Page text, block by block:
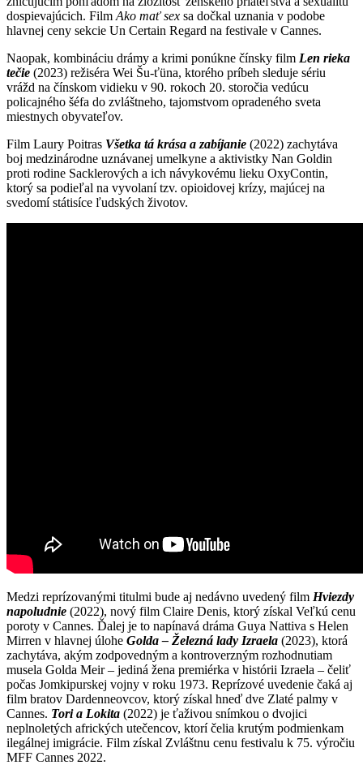
dospievajúcich. Film Ako mať sex sa dočkal uznania v podobe
hlavnej ceny sekcie Un Certain Regard na festivale v Cannes.
Naopak, kombináciu drámy a krimi ponúkne čínsky film Len rieka
tečie (2023) režiséra Wei Šu-ťüna, ktorého príbeh sleduje sériu
vrážd na čínskom vidieku v 90. rokoch 20. storočia vedúcu
policajného šéfa do zvláštneho, tajomstvom opradeného sveta
miestnych obyvateľov.
Film Laury Poitras Všetka tá krása a zabíjanie (2022) zachytáva
boj medzinárodne uznávanej umelkyne a aktivistky Nan Goldin
proti rodine Sacklerových a ich návykovému lieku OxyContin,
ktorý sa podieľal na vyvolaní tzv. opioidovej krízy, majúcej na
svedomí státisíce ľudských životov.
Medzi reprízovanými titulmi bude aj nedávno uvedený film Hviezdy
napoludnie (2022), nový film Claire Denis, ktorý získal Veľkú cenu
poroty v Cannes. Ďalej je to napínavá dráma Guya Nattiva s Helen
Mirren v hlavnej úlohe Golda – Železná lady Izraela (2023), ktorá
zachytáva, akým zodpovedným a kontroverzným rozhodnutiam
musela Golda Meir – jediná žena premiérka v histórii Izraela – čeliť
počas Jomkipurskej vojny v roku 1973. Reprízové uvedenie čaká aj
film bratov Dardenneovcov, ktorý získal hneď dve Zlaté palmy v
Cannes. Tori a Lokita (2022) je ťaživou snímkou o dvojici
neplnoletých afrických utečencov, ktorí čelia krutým podmienkam
ilegálnej imigrácie. Film získal Zvláštnu cenu festivalu k 75. výročiu
MFF Cannes 2022.